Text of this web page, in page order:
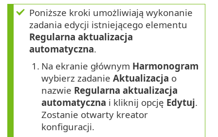
Poniższe kroki umożliwiają wykonanie
zadania edycji istniejącego elementu
Regularna aktualizacja
automatyczna.
1. Na ekranie głównym Harmonogram
wybierz zadanie Aktualizacja o
nazwie Regularna aktualizacja
automatyczna i kliknij opcję Edytuj.
Zostanie otwarty kreator
konfiguracji.